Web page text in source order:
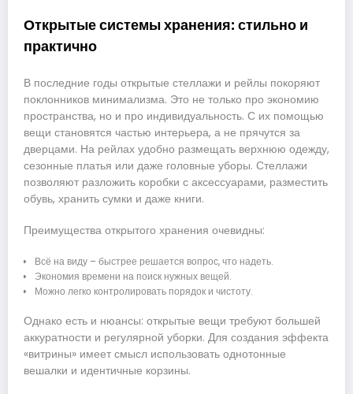
Открытые системы хранения: стильно и
практично
В последние годы открытые стеллажи и рейлы покоряют
поклонников минимализма. Это не только про экономию
пространства, но и про индивидуальность. С их помощью
вещи становятся частью интерьера, а не прячутся за
дверцами. На рейлах удобно размещать верхнюю одежду,
сезонные платья или даже головные уборы. Стеллажи
позволяют разложить коробки с аксессуарами, разместить
обувь, хранить сумки и даже книги.
Преимущества открытого хранения очевидны:
Всё на виду – быстрее решается вопрос, что надеть.
Экономия времени на поиск нужных вещей.
Можно легко контролировать порядок и чистоту.
Однако есть и нюансы: открытые вещи требуют большей
аккуратности и регулярной уборки. Для создания эффекта
«витрины» имеет смысл использовать однотонные
вешалки и идентичные корзины.